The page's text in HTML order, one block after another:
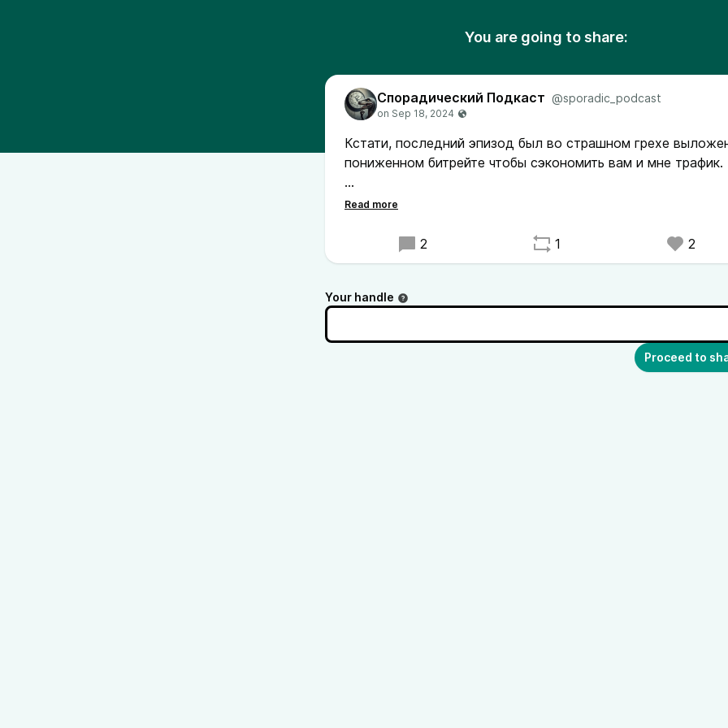
You are going to share:
Спорадический Подкаст @sporadic_podcast
Кстати, последний эпизод был во страшном грехе
пониженном битрейте чтобы сэкономить вам и мне трафик.
Я подозреваю, что этого никто не заметил - и хорошо. Это
нет смысла.
2 1 2
Your handle
Proceed to